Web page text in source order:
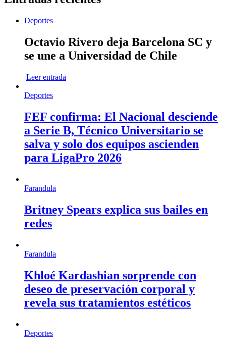
Deportes
Octavio Rivero deja Barcelona SC y
se une a Universidad de Chile
Leer entrada
Deportes
FEF confirma: El Nacional desciende
a Serie B, Técnico Universitario se
salva y solo dos equipos ascienden
para LigaPro 2026
Farandula
Britney Spears explica sus bailes en
redes
Farandula
Khloé Kardashian sorprende con
deseo de preservación corporal y
revela sus tratamientos estéticos
Deportes